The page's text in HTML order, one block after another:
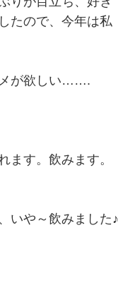
たので、今年は私
メが欲しい…….
ます。飲みます。
いや～飲みました♪